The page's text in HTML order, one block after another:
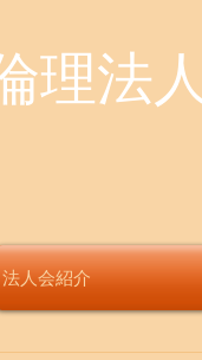
理法
法人会紹介